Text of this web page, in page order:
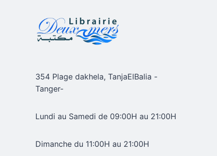
354 Plage dakhela, TanjaElBalia -
Tanger-
Lundi au Samedi de 09:00H au 21:00H
Dimanche du 11:00H au 21:00H